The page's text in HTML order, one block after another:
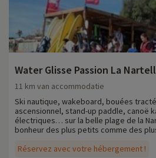
Water Glisse Passion La
Réservez avec votre hébergement !
11 km van accommodatie
Ski nautique, wakeboard, bouées
ascensionnel, stand-up paddle, canoë
électriques… sur la belle plage de la
bonheur des plus petits comme des